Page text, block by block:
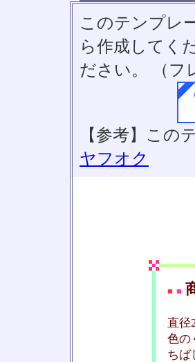
このテンプレ
ら作成してく
ださい。 （フ
【参考】こ
ヤフオク
■ ■
直径
色の
ちば